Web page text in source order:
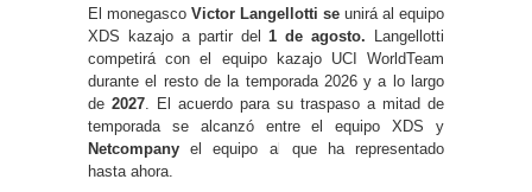
El monegasco Victor Langellotti se unirá al equipo
XDS kazajo a partir del1 de agosto. Langellotti
competirá con el equipo kazajo UCI WorldTeam
durante el resto de la temporada 2026 y a lo largo
de 2027. El acuerdo para su traspaso a mitad de
temporada se alcanzó entre el equipo XDS y
Netcompany el equipo al que ha representado
hasta ahora.